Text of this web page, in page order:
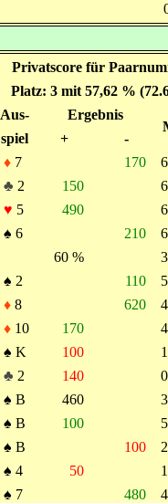
Privatscore für
Platz: 3 mit 57,62 %
Aus- Ergebnis
spiel +
-
♦ 7 170
♣ 2 150
♥ 5 490
♠ 6 210
60 %
♠ 2 110
♦ 8 620
♦ 10 170
♠ K 100
♣ 2 140
♠ B 460
♠ B 100
♠ B 100
♠ 4 50
♠ 7 480